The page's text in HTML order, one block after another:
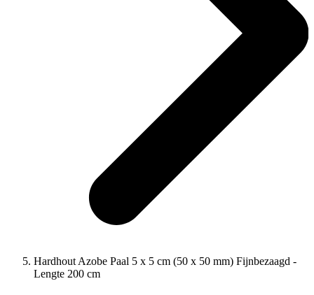
Hardhout Azobe Paal 5 x 5 cm (50 x 50 mm) Fijnbezaagd -
Lengte 200 cm